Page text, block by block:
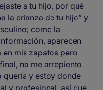
a tu hijo, por qué
la crianza de tu hijo” y
como la
aparecen
en mis zapatos pero
no me arrepiento
quería y estoy donde
y profesional, así que